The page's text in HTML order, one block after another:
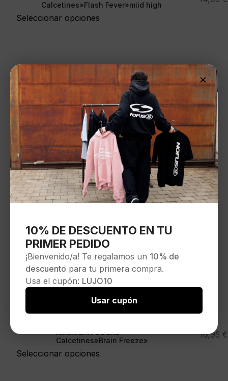
Calcetines»Flash Fever»miid high
Seleccionar opciones
AMERICAN SOCKS
Calcetines»Brain Freeze»
Seleccionar opciones
16,95 €
×
10% DE DESCUENTO EN TU
PRIMER PEDIDO
¡Bienvenido/a! Te regalamos un 10% de
descuento para tu primera compra.
Usa el cupón: LUJO10
Usar cupón